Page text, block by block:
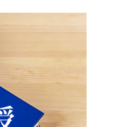
立即报名